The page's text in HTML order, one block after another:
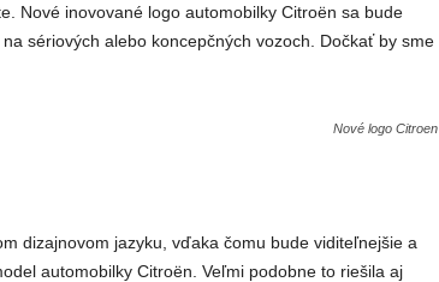
Nové inovované logo automobilky Citroën sa bude
sériových alebo koncepčných vozoch. Dočkať by sme
Nové logo Citroen
dizajnovom jazyku, vďaka čomu bude viditeľnejšie a
automobilky Citroën. Veľmi podobne to riešila aj